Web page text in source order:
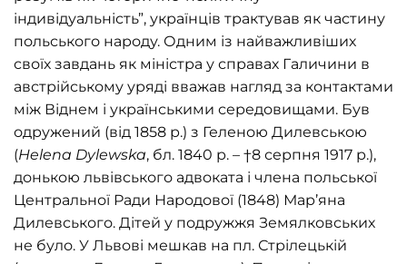
індивідуальність”, українців трактував як частину
польського народу. Одним із найважливіших
своїх завдань як міністра у справах Галичини в
австрійському уряді вважав нагляд за контактами
між Віднем і українськими середовищами. Був
одружений (від 1858 р.) з Геленою Дилевською
(Helena Dylewska, бл. 1840 р. – †8 серпня 1917 р.),
донькою львівського адвоката і члена польської
Центральної Ради Народової (1848) Мар’яна
Дилевського. Дітей у подружжя Земялковських
не було. У Львові мешкав на пл. Стрілецькій